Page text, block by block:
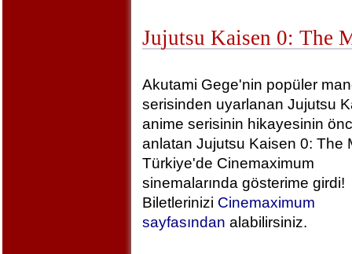
Jujutsu Kaisen 0: The
Akutami Gege'nin popüler
serisinden uyarlanan Jujutsu
anime serisinin hikayesinin
anlatan Jujutsu Kaisen 0: The
Türkiye'de Cinemaximum
sinemalarında gösterime girdi!
Biletlerinizi Cinemaximum
sayfasından alabilirsiniz.